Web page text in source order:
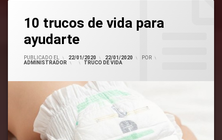
10 trucos de vida para
ayudarte
PUBLICADO EL 22/01/2020 22/01/2020
POR
ADMINISTRADOR
CATEGORÍAS:
TRUCO DE VIDA
Hogar
Un
Comentario
En
Trucos
Ayudarte